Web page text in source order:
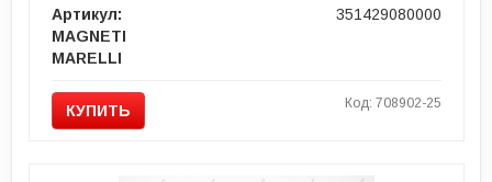
Артикул:
351429080000
MAGNETI
MARELLI
КУПИТЬ Код: 708902-25